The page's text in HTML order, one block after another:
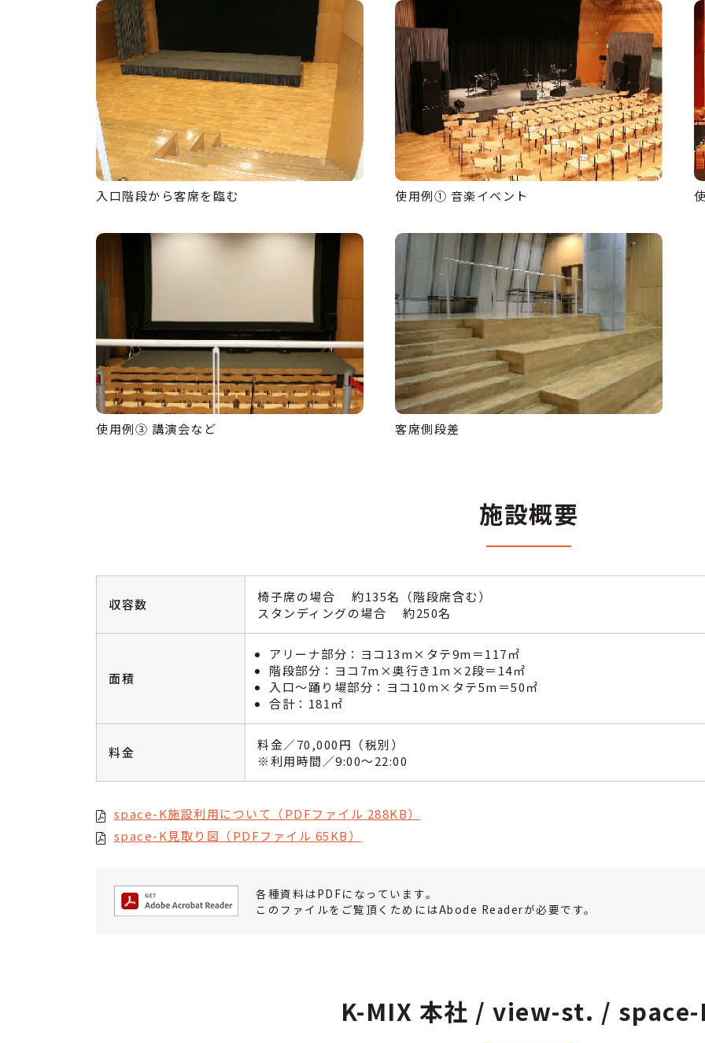
入口階段から客席を臨む 使用例① 音楽イベント
使用例③ 講演会など 客席側段差
施設概要
収容数
椅子席の場合 約135名（階段席含む）
スタンディングの場合 約250名
面積
アリーナ部分：ヨコ13m×タテ9m＝117㎡
階段部分：ヨコ7m×奥行き1m×2段＝14㎡
入口～踊り場部分：ヨコ10m×タテ5m＝50㎡
合計：181㎡
料金
料金／70,000円（税別）
※利用時間／9:00～22:00
space-K施設利用について（PDFファイル 288KB）
space-K見取り図（PDFファイル 65KB）
各種資料はPDFになっています。
このファイルをご覧頂くためにはAbode Readerが必要です。
K-MIX 本社 / view-st. /